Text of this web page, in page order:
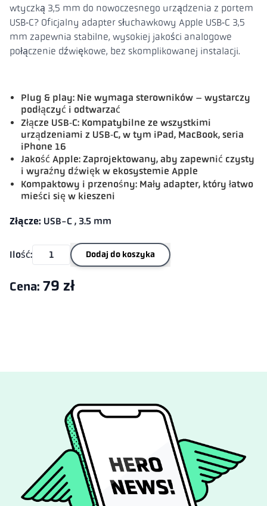
wtyczką 3,5 mm do nowoczesnego urządzenia z portem
USB‑C? Oficjalny adapter słuchawkowy Apple USB‑C 3,5
mm zapewnia stabilne, wysokiej jakości analogowe
połączenie dźwiękowe, bez skomplikowanej instalacji.
Plug & play: Nie wymaga sterowników – wystarczy
podłączyć i odtwarzać
Złącze USB‑C: Kompatybilne ze wszystkimi
urządzeniami z USB‑C, w tym iPad, MacBook, seria
iPhone 16
Jakość Apple: Zaprojektowany, aby zapewnić czysty
i wyraźny dźwięk w ekosystemie Apple
Kompaktowy i przenośny: Mały adapter, który łatwo
mieści się w kieszeni
Złącze: USB-C , 3.5 mm
Ilość: Dodaj do koszyka
Cena: 79 zł